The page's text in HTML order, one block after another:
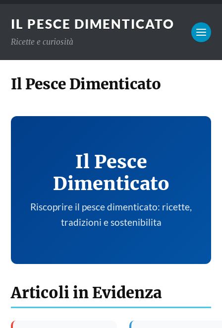
IL PESCE DIMENTICATO
Ricette e curiosità
Il Pesce Dimenticato
Il Pesce
Dimenticato
Riscoprire il pesce dimenticato: ricette,
tradizioni e sostenibilita
Articoli in Evidenza